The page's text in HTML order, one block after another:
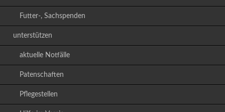
Futter-, Sachspenden
unterstützen
aktuelle Notfälle
Patenschaften
Pflegestellen